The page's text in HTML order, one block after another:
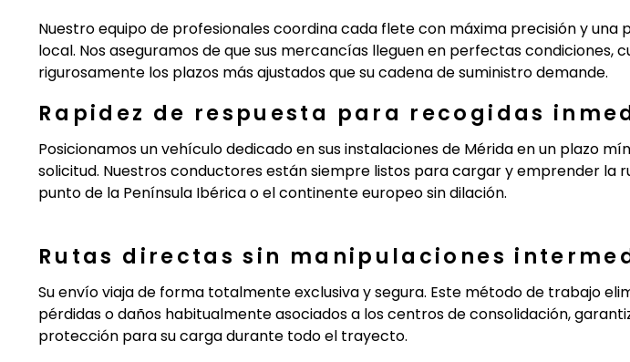
Nuestro equipo de profesionales coordina cada flete con máxima precisión y una
local. Nos aseguramos de que sus mercancías lleguen en perfectas condiciones,
rigurosamente los plazos más ajustados que su cadena de suministro demande.
Rapidez de respuesta para recogidas
Posicionamos un vehículo dedicado en sus instalaciones de Mérida en un plazo
solicitud. Nuestros conductores están siempre listos para cargar y emprender la
punto de la Península Ibérica o el continente europeo sin dilación.
Rutas directas sin manipulaciones
Su envío viaja de forma totalmente exclusiva y segura. Este método de trabajo
pérdidas o daños habitualmente asociados a los centros de consolidación,
protección para su carga durante todo el trayecto.